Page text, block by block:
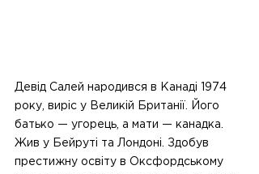
Девід Салей народився в Канаді 1974
року, виріс у Великій Британії. Його
батько — угорець, а мати — канадка.
Жив у Бейруті та Лондоні. Здобув
престижну освіту в Оксфордському